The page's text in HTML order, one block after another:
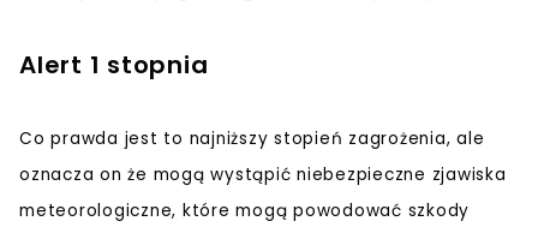
Alert 1 stopnia
Co prawda jest to najniższy stopień zagrożenia, ale
oznacza on że mogą wystąpić niebezpieczne zjawiska
meteorologiczne, które mogą powodować szkody